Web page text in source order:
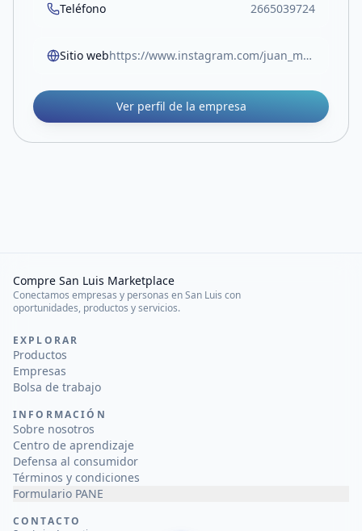
Teléfono 2665039724
Sitio web https://www.instagram.com/juan_ma547/
Ver perfil de la empresa
Compre San Luis Marketplace
Conectamos empresas y personas en San Luis con
oportunidades, productos y servicios.
EXPLORAR
Productos
Empresas
Bolsa de trabajo
INFORMACIÓN
Sobre nosotros
Centro de aprendizaje
Defensa al consumidor
Términos y condiciones
Formulario PANE
CONTACTO